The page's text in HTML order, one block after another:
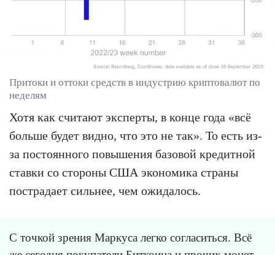
Притоки и оттоки средств в индустрию криптовалют по
неделям
Хотя как считают эксперты, в конце года «всё
больше будет видно, что это не так». То есть из-
за постоянного повышения базовой кредитной
ставки со стороны США экономика страны
пострадает сильнее, чем ожидалось.
С точкой зрения Маркуса легко согласиться. Всё